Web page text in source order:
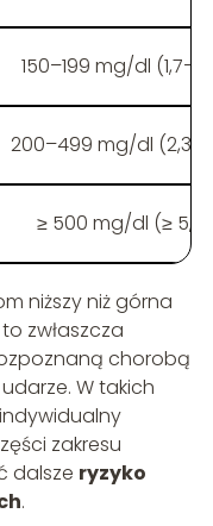
150–199 mg/dl
200–499 mg/dl
≥ 500 mg/dl (≥ 5,7
niższy niż górna
zwłaszcza
chorobą
W takich
zakresu
dalsze ryzyko
.